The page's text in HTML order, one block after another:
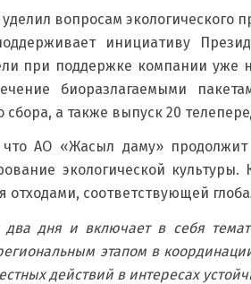
уделил вопросам
инициативу
при поддержке компании уже
биоразлагаемыми
а также выпуск 20
что АО «Жасыл даму»
экологической культуры.
отходами, соответствующей
два дня и включает в себя
этапом в
действий в интересах